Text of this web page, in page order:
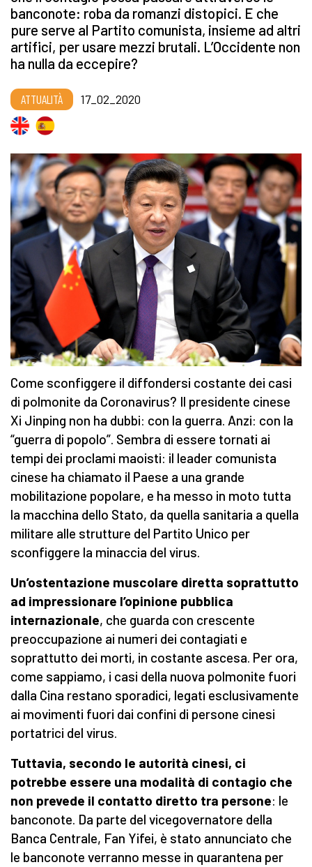
banconote: roba da romanzi distopici. E che
pure serve al Partito comunista, insieme ad altri
artifici, per usare mezzi brutali. L’Occidente non
ha nulla da eccepire?
ATTUALITÀ 17_02_2020
Come sconfiggere il diffondersi costante dei casi
di polmonite da Coronavirus? Il presidente cinese
Xi Jinping non ha dubbi: con la guerra. Anzi: con la
“guerra di popolo”. Sembra di essere tornati ai
tempi dei proclami maoisti: il leader comunista
cinese ha chiamato il Paese a una grande
mobilitazione popolare, e ha messo in moto tutta
la macchina dello Stato, da quella sanitaria a quella
militare alle strutture del Partito Unico per
sconfiggere la minaccia del virus.
Un’ostentazione muscolare diretta soprattutto
ad impressionare l’opinione pubblica
internazionale, che guarda con crescente
preoccupazione ai numeri dei contagiati e
soprattutto dei morti, in costante ascesa. Per ora,
come sappiamo, i casi della nuova polmonite fuori
dalla Cina restano sporadici, legati esclusivamente
ai movimenti fuori dai confini di persone cinesi
portatrici del virus.
Tuttavia, secondo le autorità cinesi, ci
potrebbe essere una modalità di contagio che
non prevede il contatto diretto tra persone: le
banconote. Da parte del vicegovernatore della
Banca Centrale, Fan Yifei, è stato annunciato che
le banconote verranno messe in quarantena per